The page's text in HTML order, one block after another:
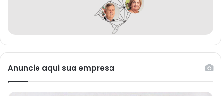
Anuncie aqui sua empresa